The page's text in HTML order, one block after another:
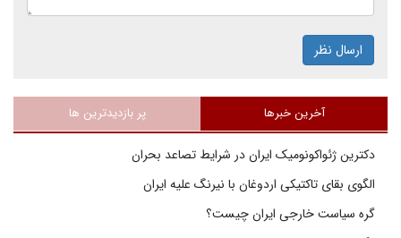
ارسال نظر
آخرین خبرها پر بازدیدترین ها
دکترین ژئواکونومیک ایران در شرایط تصاعد بحران
الگوی بقای تاکتیکی اردوغان با نیرنگ علیه ایران
گره سیاست خارجی ایران چیست؟